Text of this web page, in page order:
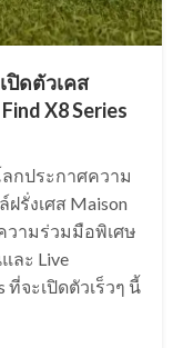
ปิดตัวเคส
X8 Series
กประกาศความ
รั่งเศส Maison
ความร่วมมือพิเศษ
ละ Live
ที่จะเปิดตัวเร็วๆ นี้